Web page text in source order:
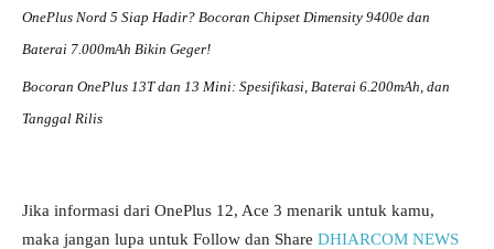
OnePlus Nord 5 Siap Hadir? Bocoran Chipset Dimensity 9400e dan
Baterai 7.000mAh Bikin Geger!
Bocoran OnePlus 13T dan 13 Mini: Spesifikasi, Baterai 6.200mAh, dan
Tanggal Rilis
Jika informasi dari OnePlus 12, Ace 3 menarik untuk kamu,
maka jangan lupa untuk Follow dan Share DHIARCOM NEWS